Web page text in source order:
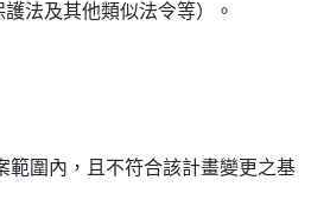
護法及其他類似法令等）。
範圍內，且不符合該計畫變更之基